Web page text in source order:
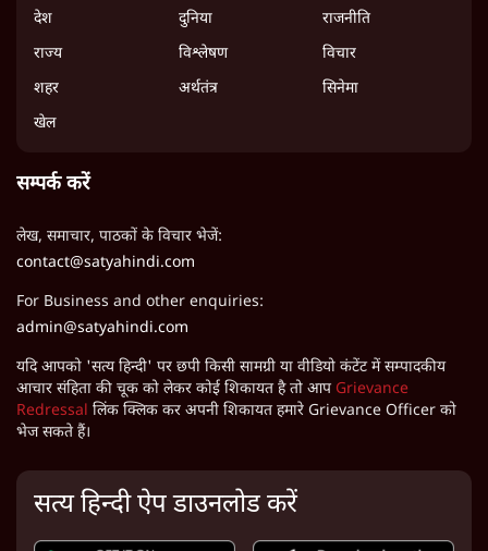
देश दुनिया
राजनीति
राज्य
विश्लेषण
विचार
शहर
अर्थतंत्र
सिनेमा
खेल
सम्पर्क करें
लेख, समाचार, पाठकों के विचार भेजें:
contact@satyahindi.com
For Business and other enquiries:
admin@satyahindi.com
यदि आपको 'सत्य हिन्दी' पर छपी किसी सामग्री या वीडियो कंटेंट में सम्पादकीय
आचार संहिता की चूक को लेकर कोई शिकायत है तो आप Grievance
Redressal लिंक क्लिक कर अपनी शिकायत हमारे Grievance Officer को
भेज सकते हैं।
सत्य हिन्दी ऐप डाउनलोड करें